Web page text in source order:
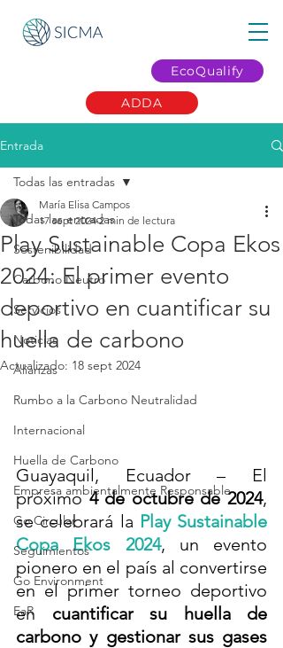
EcoQualify
ADDA
Entrada
Todas las entradas
Sostenibilidad
Carbono Neutro
Servicios
Noticias
Alianzas
Rumbo a la Carbono Neutralidad
Internacional
Huella de Carbono
Empresa ambientalmente Responsable
Go Circular
Seguimientos
Go Environment
EaR
Todas las entradas
Play Sustainable Copa Ekos
2024: El primer evento
deportivo en cuantificar su
huella de carbono
María Elisa Campos
17 sept 2024 2 min de lectura
Actualizado: 18 sept 2024
Guayaquil, Ecuador – El
próximo 4 de octubre de 2024,
se celebrará la Play Sustainable
Copa Ekos 2024, un evento
pionero en el país al convertirse
en el primer torneo deportivo
en cuantificar su huella de
carbono y gestionar sus gases